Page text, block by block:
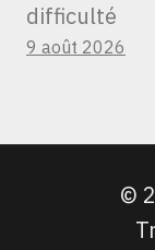
difficulté
9 août 2026
©